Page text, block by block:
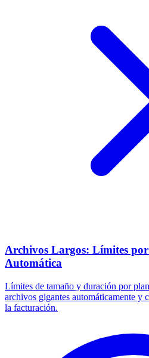
Archivos Largos: Límites
Automática
Límites de tamaño y duración por
archivos gigantes automáticamente y
la facturación.